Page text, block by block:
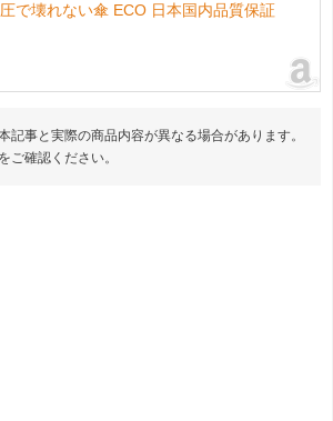
で壊れない傘 ECO 日本国内品質保証
記事と実際の商品内容が異なる場合があります。
ご確認ください。